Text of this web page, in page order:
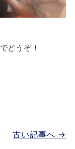
でどうぞ！
古い記事へ →